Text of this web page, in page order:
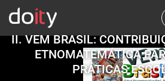
II. VEM BRASIL:
ETNOMATEMÁTICA
PRÁTICAS